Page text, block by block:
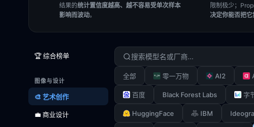
结果的统计置信度越高、越不容易受单次样本
影响而波动。
限制极少；
决定你能否把
🏆 综合榜单
图像与设计
🎨 艺术创作
💼 商业设计
全部 零一万物 AI2
百度 Black Forest Labs 字
HuggingFace IBM